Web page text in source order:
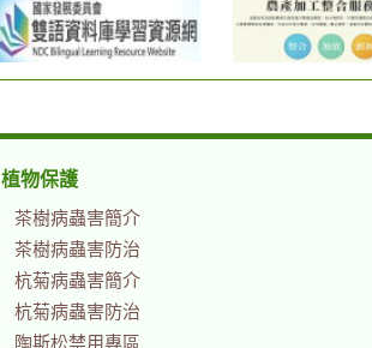
植物保護
茶樹病蟲害簡介
茶樹病蟲害防治
杭菊病蟲害簡介
杭菊病蟲害防治
陶斯松禁用專區